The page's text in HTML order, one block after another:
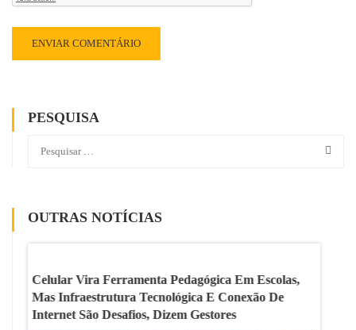
PESQUISA
OUTRAS NOTÍCIAS
Celular Vira Ferramenta Pedagógica Em Escolas,
Mas Infraestrutura Tecnológica E Conexão De
Internet São Desafios, Dizem Gestores